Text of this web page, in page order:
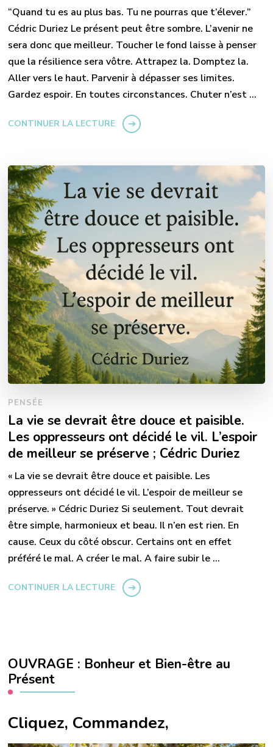
“Quand tu es au plus bas. Tu ne pourras que t’élever.”
Cédric Duriez Le présent peut être sombre. L’avenir ne
sera donc que meilleur. Toucher le fond laisse à penser
que la résilience sera vôtre. Attrapez la. Domptez la.
Aller vers le haut. Parvenir à dépasser ses limites.
Gardez espoir. En toutes circonstances. Chuter n’est …
CONTINUER LA LECTURE
PENSÉE
La vie se devrait être douce et paisible.
Les oppresseurs ont décidé le vil. L’espoir
de meilleur se préserve ; Cédric Duriez
« La vie se devrait être douce et paisible. Les
oppresseurs ont décidé le vil. L’espoir de meilleur se
préserve. » Cédric Duriez Si seulement. Tout devrait
être simple, harmonieux et beau. Il n’en est rien. En
cause. Ceux du côté obscur. Certains ont en effet
préféré le mal. A créer le mal. A faire subir le …
CONTINUER LA LECTURE
OUVRAGE : Bonheur et Bien-être au
Présent
Cliquez, Commandez,